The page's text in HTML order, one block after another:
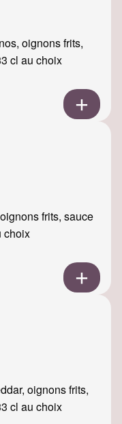
oignons frits,
cl au choix
frits, sauce
choix
oignons frits,
cl au choix